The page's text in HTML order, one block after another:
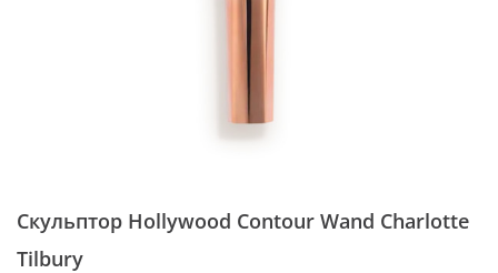
Скульптор Hollywood Contour Wand Charlotte
Tilbury